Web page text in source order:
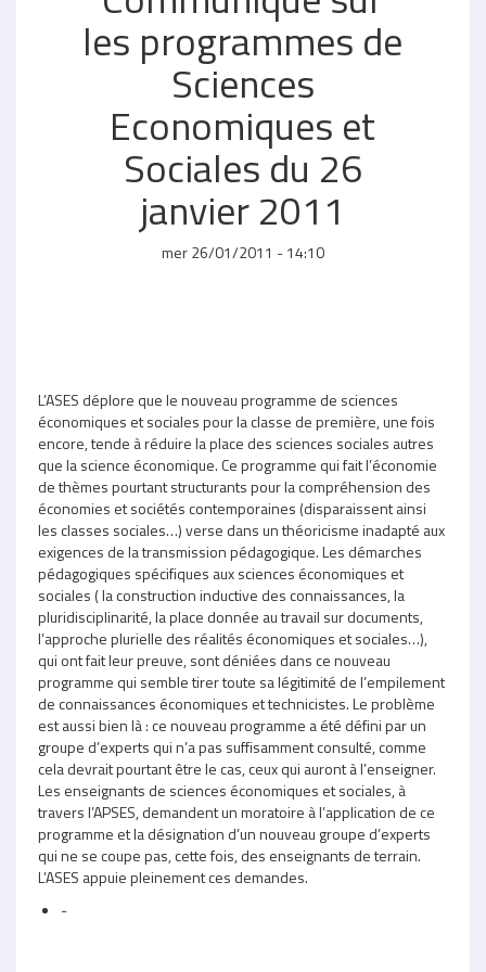
les programmes de
Sciences
Economiques et
Sociales du 26
janvier 2011
mer 26/01/2011 - 14:10
L’ASES déplore que le nouveau programme de sciences
économiques et sociales pour la classe de première, une fois
encore, tende à réduire la place des sciences sociales autres
que la science économique. Ce programme qui fait l’économie
de thèmes pourtant structurants pour la compréhension des
économies et sociétés contemporaines (disparaissent ainsi
les classes sociales…) verse dans un théoricisme inadapté aux
exigences de la transmission pédagogique. Les démarches
pédagogiques spécifiques aux sciences économiques et
sociales ( la construction inductive des connaissances, la
pluridisciplinarité, la place donnée au travail sur documents,
l’approche plurielle des réalités économiques et sociales…),
qui ont fait leur preuve, sont déniées dans ce nouveau
programme qui semble tirer toute sa légitimité de l’empilement
de connaissances économiques et technicistes. Le problème
est aussi bien là : ce nouveau programme a été défini par un
groupe d’experts qui n’a pas suffisamment consulté, comme
cela devrait pourtant être le cas, ceux qui auront à l’enseigner.
Les enseignants de sciences économiques et sociales, à
travers l’APSES, demandent un moratoire à l’application de ce
programme et la désignation d’un nouveau groupe d’experts
qui ne se coupe pas, cette fois, des enseignants de terrain.
L’ASES appuie pleinement ces demandes.
-